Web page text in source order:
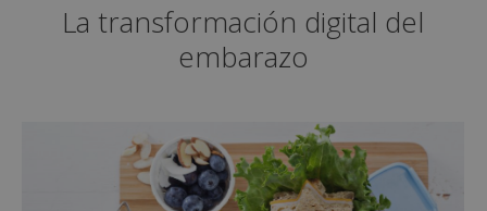
La transformación digital del
embarazo